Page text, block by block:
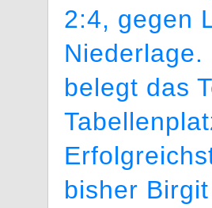
2:4, gegen
belegt das
bisher